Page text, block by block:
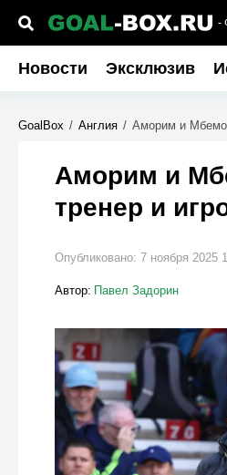
-
Новости Эксклюзив
GoalBox / Англия / Аморим и Мбемо
Аморим и
тренер и
Опубликовано: 7 ноября 2025
Автор: Павел Задорин